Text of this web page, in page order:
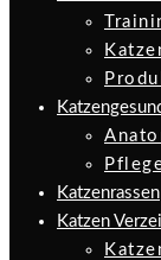
Katzenrassen
Katzen